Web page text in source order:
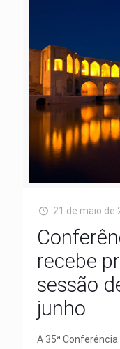
21 de maio de
recebe
sessão
junho
A 35ª